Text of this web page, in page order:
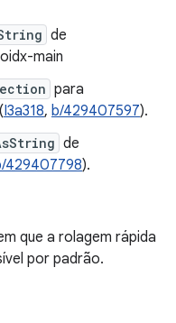
de
main
para
(I3a318, b/429407597).
de
429407798).
que a rolagem rápida
por padrão.